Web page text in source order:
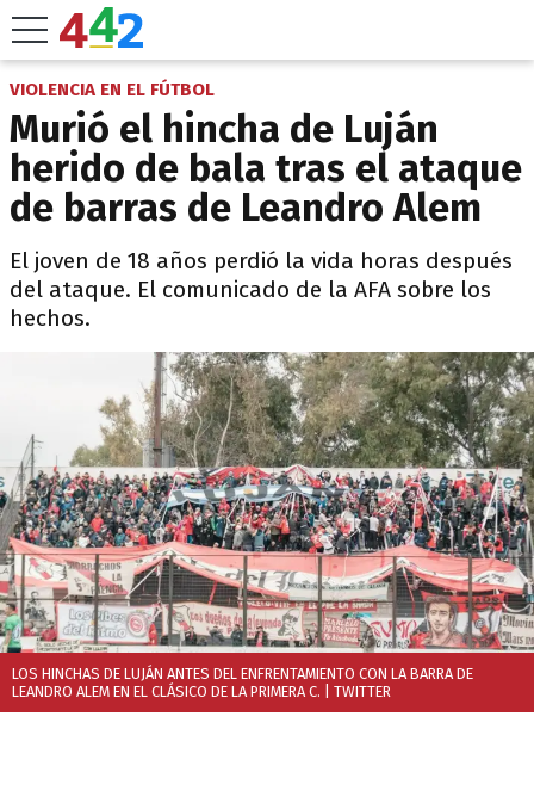
VIOLENCIA EN EL FÚTBOL
Murió el hincha de Luján
herido de bala tras el ataque
de barras de Leandro Alem
El joven de 18 años perdió la vida horas después
del ataque. El comunicado de la AFA sobre los
hechos.
LOS HINCHAS DE LUJÁN ANTES DEL ENFRENTAMIENTO CON LA BARRA DE
LEANDRO ALEM EN EL CLÁSICO DE LA PRIMERA C.
| TWITTER